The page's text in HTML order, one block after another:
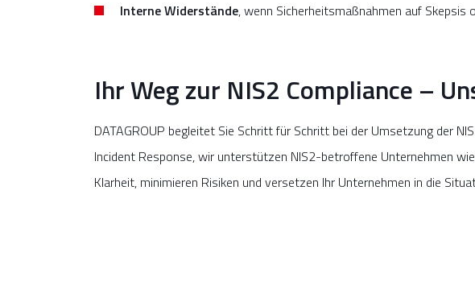
Interne Widerstände, wenn Sicherheitsmaßnahmen auf
Ihr Weg zur NIS2 Compliance –
DATAGROUP begleitet Sie Schritt für Schritt bei der Umsetzung der
Incident Response, wir unterstützen NIS2-betroffene Unternehmen
Klarheit, minimieren Risiken und versetzen Ihr Unternehmen in die